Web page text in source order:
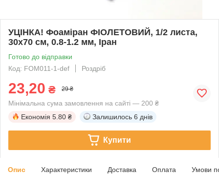
УЦІНКА! Фоаміран ФІОЛЕТОВИЙ, 1/2 листа,
30x70 см, 0.8-1.2 мм, Іран
Готово до відправки
Код: FOM011-1-def
Роздріб
23,20 ₴ 29 ₴
Мінімальна сума замовлення на сайті — 200 ₴
Економія 5.80 ₴ Залишилось 6 днів
Купити
Опис Характеристики Доставка Оплата Умови